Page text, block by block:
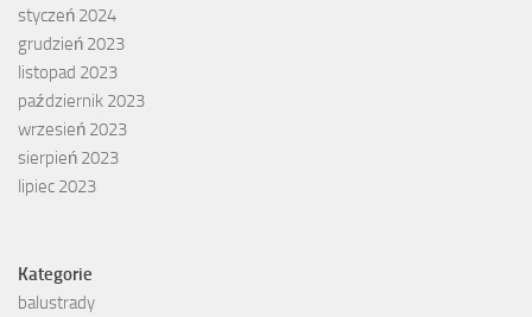
styczeń 2024
grudzień 2023
listopad 2023
październik 2023
wrzesień 2023
sierpień 2023
lipiec 2023
Kategorie
balustrady